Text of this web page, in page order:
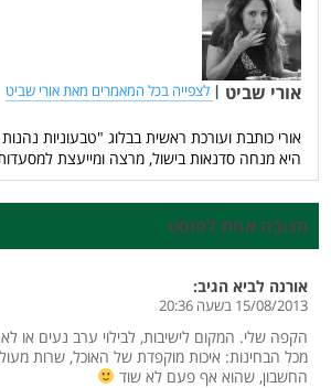
אורי שביט | לצפייה בכל המאמרים מאת אורי שביט
אורי כותבת ועורכת ראשית בבלוג "טבעוניות
היא מנחה סדנאות בישול, מרצה ומייעצת
תגובה אחת לפוסט
אורנה לביא הגיב:
15/08/2013 בשעה 20:36
הקפה שלי. המקום לישיבות, לבילוי ערב נעים או
מכל הבחינות: איכות מוקפדת של האוכל, שרות
החשבון, שהוא אף פעם לא שוד